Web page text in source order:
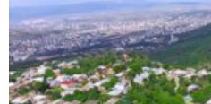
ეს
რომ
კატეგორიის ყველა